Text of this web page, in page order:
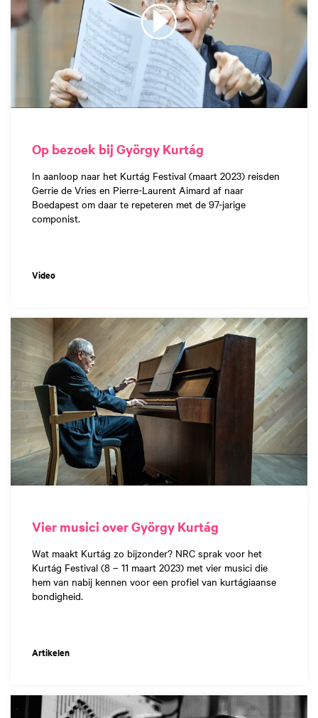
Op bezoek bij György Kurtág
In aanloop naar het Kurtág Festival (maart 2023) reisden
Gerrie de Vries en Pierre-Laurent Aimard af naar
Boedapest om daar te repeteren met de 97-jarige
componist.
Video
Vier musici over György Kurtág
Wat maakt Kurtág zo bijzonder? NRC sprak voor het
Kurtág Festival (8 – 11 maart 2023) met vier musici die
hem van nabij kennen voor een profiel van kurtágiaanse
bondigheid.
Artikelen